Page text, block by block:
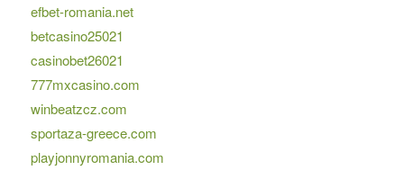
efbet-romania.net
betcasino25021
casinobet26021
777mxcasino.com
winbeatzcz.com
sportaza-greece.com
playjonnyromania.com